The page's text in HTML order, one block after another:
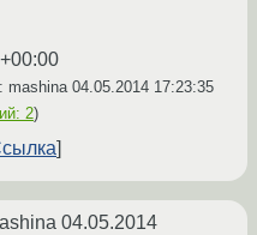
mashina 04.05.2014 17:23:35
2)
04.05.2014